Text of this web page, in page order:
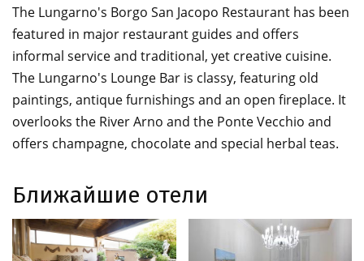
The Lungarno's Borgo San Jacopo Restaurant has been
featured in major restaurant guides and offers
informal service and traditional, yet creative cuisine.
The Lungarno's Lounge Bar is classy, featuring old
paintings, antique furnishings and an open fireplace. It
overlooks the River Arno and the Ponte Vecchio and
offers champagne, chocolate and special herbal teas.
Ближайшие отели